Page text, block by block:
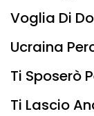
Voglia Di
Ucraina
Ti Sposerò
Ti Lascio